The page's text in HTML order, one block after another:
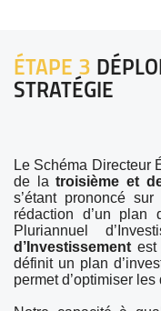
ÉTAPE 3
STRATÉGIE
Le Schéma Directeur
de latroisième et
s’étant prononcé
rédaction d’un plan
Pluriannuel
d’Investissement est
définit un plan
permet d’optimiser